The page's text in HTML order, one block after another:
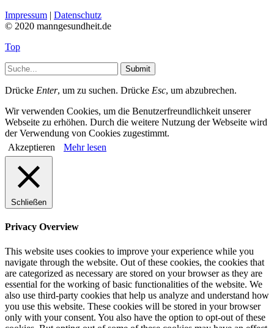
Impressum | Datenschutz
© 2020 manngesundheit.de
Top
Submit
Drücke Enter, um zu suchen. Drücke Esc, um abzubrechen.
Wir verwenden Cookies, um die Benutzerfreundlichkeit unserer
Webseite zu erhöhen. Durch die weitere Nutzung der Webseite wird
der Verwendung von Cookies zugestimmt.
Akzeptieren
Mehr lesen
Schließen
Privacy Overview
This website uses cookies to improve your experience while you
navigate through the website. Out of these cookies, the cookies that
are categorized as necessary are stored on your browser as they are
essential for the working of basic functionalities of the website. We
also use third-party cookies that help us analyze and understand how
you use this website. These cookies will be stored in your browser
only with your consent. You also have the option to opt-out of these